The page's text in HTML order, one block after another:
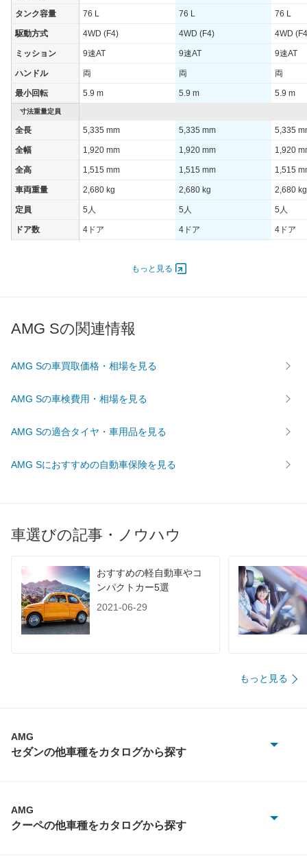
タンク容量 76 L 76 L 76 L
駆動方式 4WD (F4) 4WD (F4) 4WD
ミッション 9速AT 9速AT 9速AT
ハンドル 両 両 両
最小回転 5.9 m 5.9 m 5.9 m
寸法重量定員
全長 5,335 mm 5,335 mm 5,335
全幅 1,920 mm 1,920 mm 1,920
全高 1,515 mm 1,515 mm 1,515
車両重量 2,680 kg 2,680 kg 2,680 kg
定員 5人 5人 5人
ドア数 4ドア 4ドア 4ドア
後輪サイズ 285/35R21 285/
WLTC 8.6km/L 8.6km/L
WLTC/郊外 9.6km/L
1015 -
装備オプション 装備詳細を見る 装備詳細を見る 装
もっと見る
AMG Sの関連情報
AMG Sの車買取価格・相場を見る
AMG Sの車検費用・相場を見る
AMG Sの適合タイヤ・車用品を見る
AMG Sにおすすめの自動車保険を見る
車選びの記事・ノウハウ
おすすめの軽自動車やコ
ンパクトカー5選
2021-06-29
もっと見る
AMG
セダンの他車種をカタログから探す
C
AMG
クーペの他車種をカタログから探す